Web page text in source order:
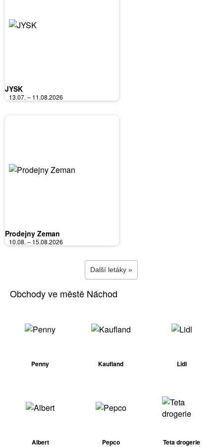
JYSK
13.07. – 11.08.2026
Prodejny Zeman
10.08. – 15.08.2026
Další letáky »
Obchody ve městě Náchod
Penny Kaufland Lidl
Albert Pepco Teta drogerie